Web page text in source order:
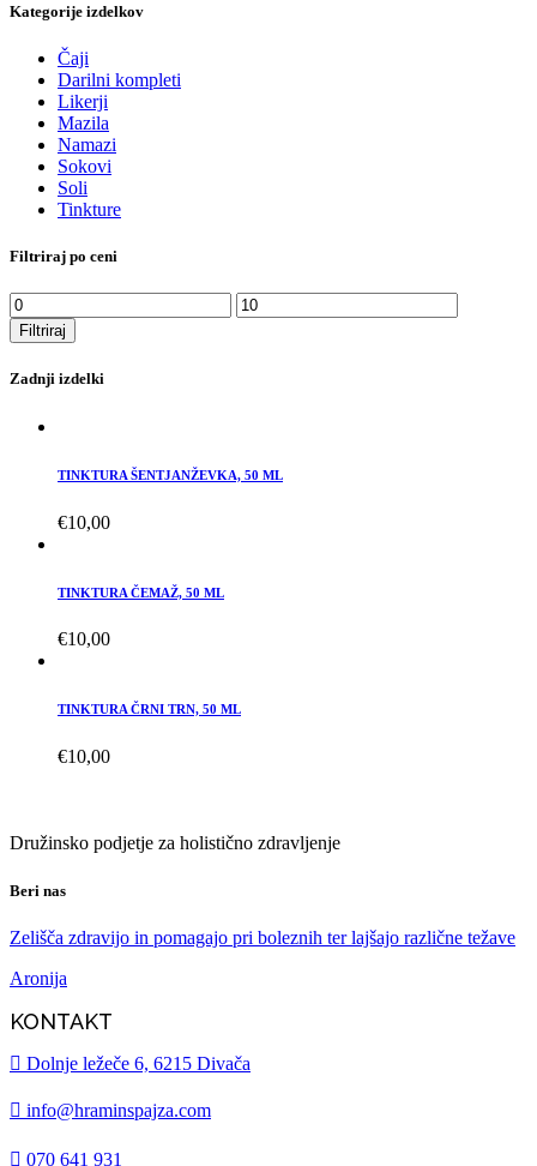
Kategorije izdelkov
Čaji
Darilni kompleti
Likerji
Mazila
Namazi
Sokovi
Soli
Tinkture
Filtriraj po ceni
Filtriraj
Zadnji izdelki
TINKTURA ŠENTJANŽEVKA, 50 ML
€10,00
TINKTURA ČEMAŽ, 50 ML
€10,00
TINKTURA ČRNI TRN, 50 ML
€10,00
Družinsko podjetje za holistično zdravljenje
Beri nas
Zelišča zdravijo in pomagajo pri boleznih ter lajšajo različne težave
Aronija
KONTAKT
Dolnje ležeče 6, 6215 Divača
info@hraminspajza.com
070 641 931